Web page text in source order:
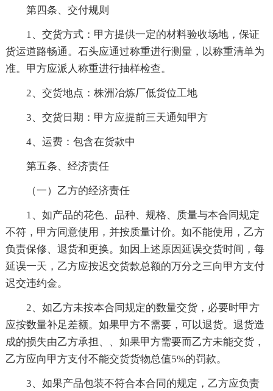
第四条、交付规则
1、交货方式：甲方提供一定的材料验收场地，保证
货运道路畅通。石头应通过称重进行测量，以称重清单为
准。甲方应派人称重进行抽样检查。
2、交货地点：株洲冶炼厂低货位工地
3、交货日期：甲方应提前三天通知甲方
4、运费：包含在货款中
第五条、经济责任
（一）乙方的经济责任
1、如产品的花色、品种、规格、质量与本合同规定
不符，甲方同意使用，并按质量计价。如不能使用，乙方
负责保修、退货和更换。如因上述原因延误交货时间，每
延误一天，乙方应按迟交货款总额的万分之三向甲方支付
迟交违约金。
2、如乙方未按本合同规定的数量交货，必要时甲方
应按数量补足差额。如果甲方不需要，可以退货。退货造
成的损失由乙方承担、、如果甲方需要而乙方未能交货，
乙方应向甲方支付不能交货货物总值5%的罚款。
3、如果产品包装不符合本合同的规定，乙方应负责